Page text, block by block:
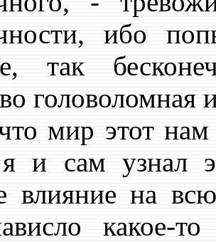
ибо
так
головоломная
мир этот
и сам узнал
влияние на
какое-